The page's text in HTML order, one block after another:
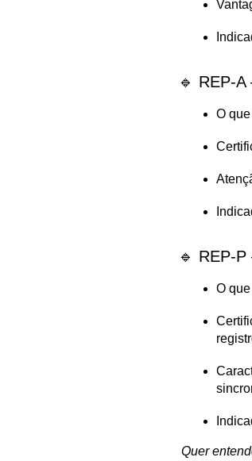
🔹 REP-
O
🔹 REP-
O
Quer